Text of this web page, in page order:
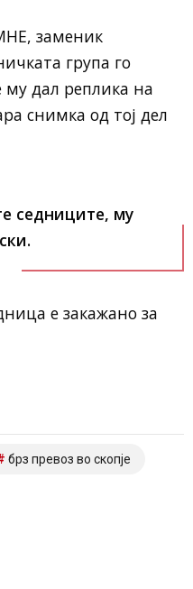
заменик
група го
дал реплика на
снимка од тој дел
седниците, му
е закажано за
брз превоз во скопје